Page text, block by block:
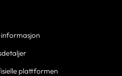
plattformen